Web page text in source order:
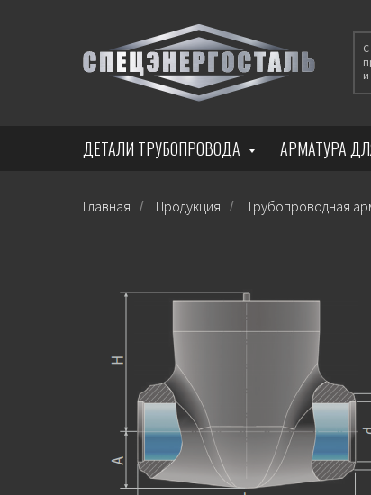
ДЕТАЛИ ТРУБОПРОВОДА АРМАТУРА
Главная / Продукция / Трубопроводная